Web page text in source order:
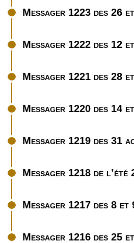
Messager 1223 des 26
Messager 1222 des 12
Messager 1221 des 28
Messager 1220 des 14
Messager 1219 des 31
Messager 1218 de l’été
Messager 1217 des 8 et
Messager 1216 des 25